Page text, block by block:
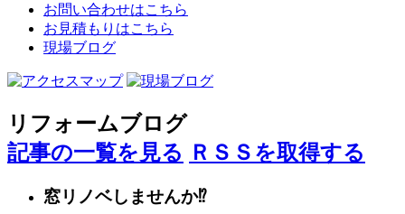
お問い合わせはこちら
お見積もりはこちら
現場ブログ
リフォームブログ
記事の一覧を見る ＲＳＳを取得する
窓リノベしませんか⁉